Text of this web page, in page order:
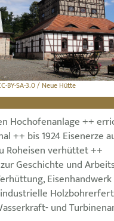
BY-SA-3.0 / Neue Hütte
Hochofenanlage ++
++ bis 1924 Eisenerze
Roheisen verhüttet ++
Geschichte und
und